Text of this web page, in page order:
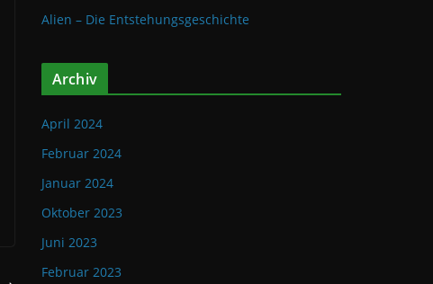
Alien – Die Entstehungsgeschichte
Archiv
April 2024
Februar 2024
Januar 2024
Oktober 2023
Juni 2023
Februar 2023